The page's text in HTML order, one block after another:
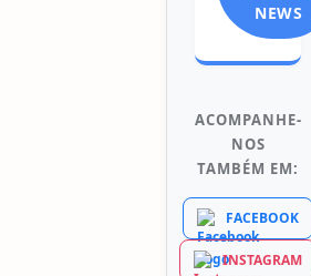
NEWS
ACOMPANHE-
NOS
TAMBÉM EM:
FACEBOOK
INSTAGRAM